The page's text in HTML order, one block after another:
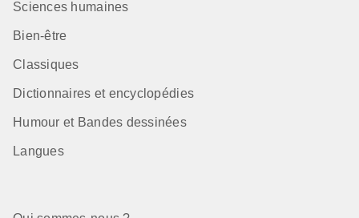
Sciences humaines
Bien-être
Classiques
Dictionnaires et encyclopédies
Humour et Bandes dessinées
Langues